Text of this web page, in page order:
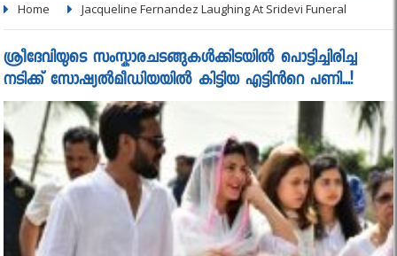
Home Jacqueline Fernandez Laughing At Sridevi Funeral
ശ്രീദേവിയുടെ സംസ്കാരചടങ്ങുകള്‍ക്കിടയിൽ പൊട്ടിച്ചിരിച്ച
നടിക്ക് സോഷ്യൽമീഡിയയിൽ കിട്ടിയ എട്ടിൻറെ പണി...!